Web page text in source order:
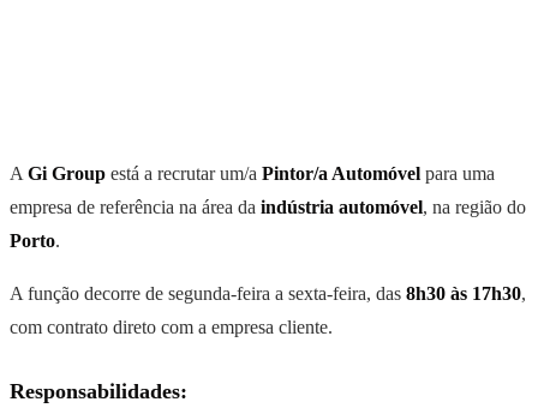
A Gi Group está a recrutar um/a Pintor/a Automóvel para uma
empresa de referência na área da indústria automóvel, na região do
Porto.
A função decorre de segunda-feira a sexta-feira, das 8h30 às 17h30,
com contrato direto com a empresa cliente.
Responsabilidades: